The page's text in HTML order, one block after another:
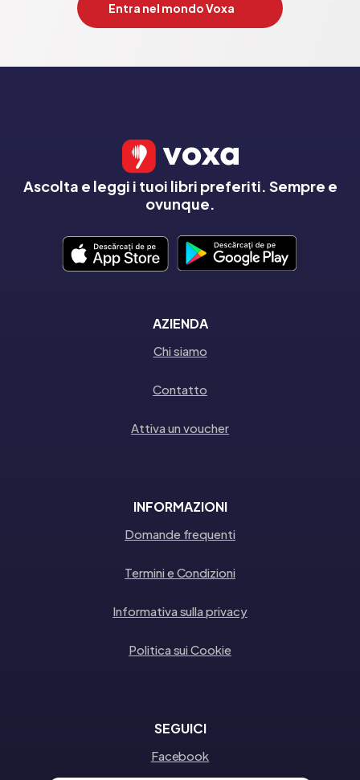
Entra nel mondo Voxa
Ascolta e leggi i tuoi libri preferiti. Sempre e
ovunque.
AZIENDA
Chi siamo
Contatto
Attiva un voucher
INFORMAZIONI
Domande frequenti
Termini e Condizioni
Informativa sulla privacy
Politica sui Cookie
SEGUICI
Facebook